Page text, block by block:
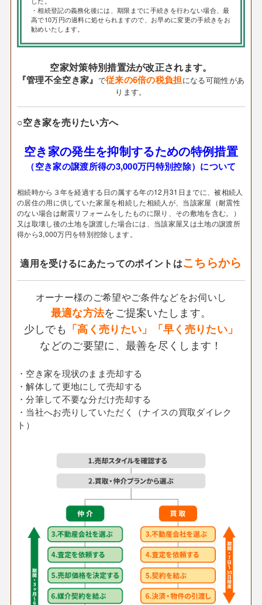
・相続登記の義務化後には、期限までに手続きを行わない場合、最
高で10万円の過料に処せられますので、お早めに変更の手続きをお
勧めいたします。
空家対策特別措置法が改正されます。
『管理不全空き家』 で従来の6倍の税負担になる可能性があ
ります。
○空き家を売りたい方へ
空き家の発生を抑制するための特例措置
（空き家の譲渡所得の3,000万円特別控除）について
相続時から３年を経過する日の属する年の12月31日までに、被相続人
の居住の用に供していた家屋を相続した相続人が、当該家屋（耐震性
のない場合は耐震リフォームをしたものに限り、その敷地を含む。）
又は取壊し後の土地を譲渡した場合には、当該家屋又は土地の譲渡所
得から3,000万円を特別控除します。
適用を受けるにあたってのポイントはこちらから
オーナー様のご希望やご条件などをお伺いし
最適な方法をご提案いたします。
少しでも 「高く売りたい」「早く売りたい」
などのご要望に、最善を尽くします！
・空き家を現状のまま売却する
・解体して更地にして売却する
・分筆して不要な分だけ売却する
・当社へお売りしていただく（ナイスの買取ダイレク
ト）